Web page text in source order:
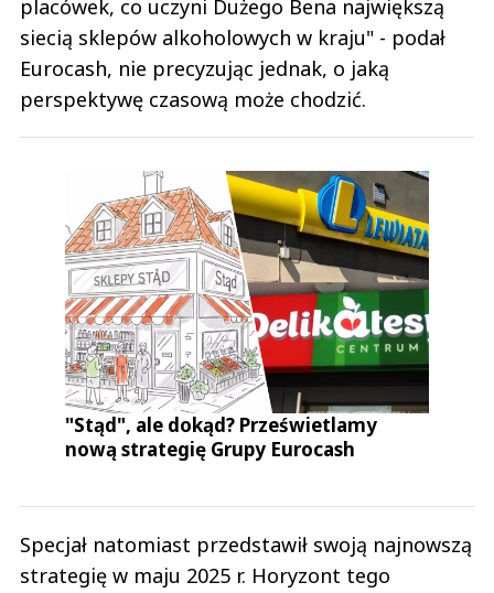
placówek, co uczyni Dużego Bena największą
siecią sklepów alkoholowych w kraju" - podał
Eurocash, nie precyzując jednak, o jaką
perspektywę czasową może chodzić.
"Stąd", ale dokąd? Prześwietlamy
nową strategię Grupy Eurocash
Specjał natomiast przedstawił swoją najnowszą
strategię w maju 2025 r. Horyzont tego